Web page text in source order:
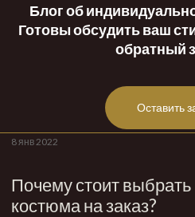
Блог об
Готовы обсудить ваш
обратный
Оставить
8 янв 2022
Почему стоит
костюма на заказ?